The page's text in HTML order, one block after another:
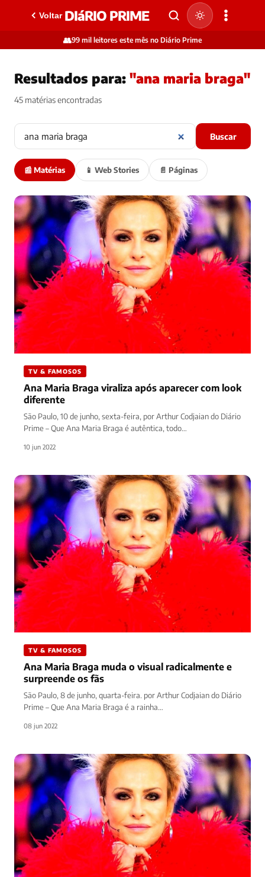
Voltar DIáRIO PRIME
👥99 mil leitores este mês no Diário Prime
Resultados para: "ana maria braga"
45 matérias encontradas
Buscar
📰 Matérias 📱 Web Stories 📄 Páginas
TV & FAMOSOS
Ana Maria Braga viraliza após aparecer com look
diferente
São Paulo, 10 de junho, sexta-feira, por Arthur Codjaian do Diário
Prime – Que Ana Maria Braga é autêntica, todo…
10 jun 2022
TV & FAMOSOS
Ana Maria Braga muda o visual radicalmente e
surpreende os fãs
São Paulo, 8 de junho, quarta-feira. por Arthur Codjaian do Diário
Prime – Que Ana Maria Braga é a rainha…
08 jun 2022